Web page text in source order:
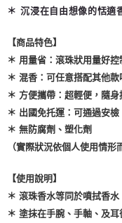
＊ 沉浸在自由想像的恬適
【商品特色】
＊ 用量省：滾珠狀用量好控
＊ 混香：可任意搭配其他
＊ 方便攜帶：超輕便，隨
＊ 出國免托運：可通過安
＊ 無防腐劑、塑化劑
（實際狀況依個人使用情形
【使用說明】
＊ 滾珠香水等同於噴拭香水
＊ 塗抹在手腕、手軸、及